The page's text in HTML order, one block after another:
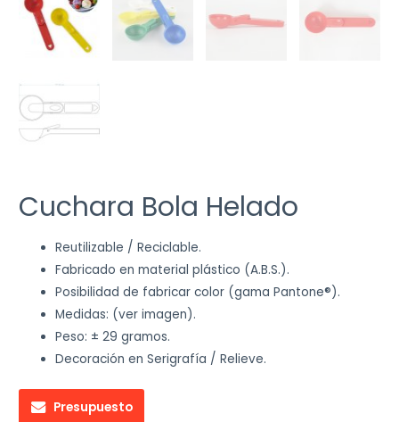
Cuchara Bola Helado
Reutilizable / Reciclable.
Fabricado en material plástico (A.B.S.).
Posibilidad de fabricar color (gama Pantone®).
Medidas: (ver imagen).
Peso: ± 29 gramos.
Decoración en Serigrafía / Relieve.
Presupuesto